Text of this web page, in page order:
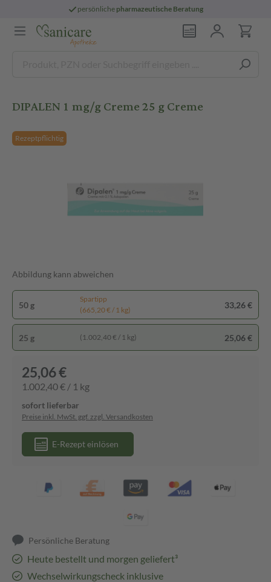
persönliche pharmazeutische Beratung
DIPALEN 1 mg/g Creme 25 g Creme
Rezeptpflichtig
Abbildung kann abweichen
50 g
Spartipp
(665,20 € / 1 kg)
33,26 €
25 g (1.002,40 € / 1 kg) 25,06 €
25,06 €
1.002,40 € / 1 kg
sofort lieferbar
Preise inkl. MwSt. ggf. zzgl. Versandkosten
E-Rezept einlösen
Persönliche Beratung
Heute bestellt und morgen geliefert³
Wechselwirkungscheck inklusive